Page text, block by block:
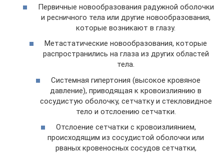
Первичные новообразования радужной оболочки
и ресничного тела или другие новообразования,
которые возникают в глазу.
Метастатические новообразования, которые
распространились на глаза из других областей
тела.
Системная гипертония (высокое кровяное
давление), приводящая к кровоизлиянию в
сосудистую оболочку, сетчатку и стекловидное
тело и отслоению сетчатки.
Отслоение сетчатки с кровоизлиянием,
происходящим из сосудистой оболочки или
рваных кровеносных сосудов сетчатки,